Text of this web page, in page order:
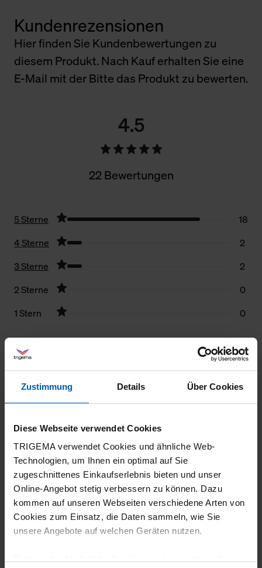
Zustimmung Details Über Cookies
Diese Webseite verwendet Cookies
TRIGEMA verwendet Cookies und ähnliche Web-
Technologien, um Ihnen ein optimal auf Sie
zugeschnittenes Einkaufserlebnis bieten und unser
Online-Angebot stetig verbessern zu können. Dazu
kommen auf unseren Webseiten verschiedene Arten von
Cookies zum Einsatz, die Daten sammeln, wie Sie
unsere Angebote auf welchen Geräten nutzen.
Kundenrezensionen
Hier finden Sie Kundenbewertungen zu
diesem Produkt. Nach Kauf erhalten Sie eine
E-Mail mit der Bitte das Produkt zu bewerten.
4.5
22 Bewertungen
5 Sterne
18
4 Sterne
2
3 Sterne
2
2 Sterne
0
1 Stern
0
10.07.2026
24.06.2026
Sehr gute Qualität